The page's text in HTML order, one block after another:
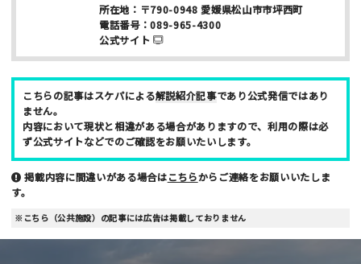
男性
女性
年齢
10代
20代 30代 40代
お名前 （非公開/任意）
メールアドレス （非公開/任意）
所在地： 〒790-0948 愛媛県松山市市坪西町
電話番号：089-965-4300
公式サイト
こちらの記事はスケパによる解説紹介記事であり公式発信ではあり
ません。
内容において現状と相違がある場合がありますので、利用の際は必
ず公式サイトなどでのご確認をお願いたいします。
掲載内容に間違いがある場合はこちらからご連絡をお願いいたしま
す。
※こちら（公共施設）の記事には広告は掲載しておりません